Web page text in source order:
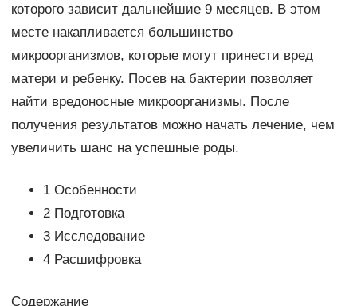
которого зависит дальнейшие 9 месяцев. В этом
месте накапливается большинство
микроорганизмов, которые могут принести вред
матери и ребенку. Посев на бактерии позволяет
найти вредоносные микроорганизмы. После
получения результатов можно начать лечение, чем
увеличить шанс на успешные роды.
1 Особенности
2 Подготовка
3 Исследование
4 Расшифровка
Содержание